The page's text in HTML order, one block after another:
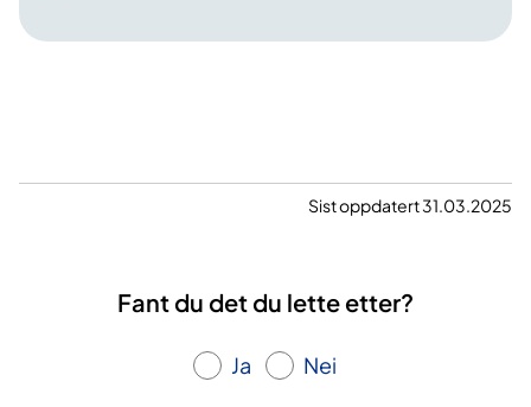
Sist oppdatert 31.03.2025
Fant du det du lette etter?
Ja Nei